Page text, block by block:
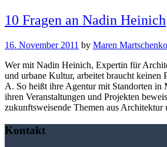
10 Fragen an Nadin Heinich
16. November 2011 by Maren Martschenko
Wer mit Nadin Heinich, Expertin für
und urbane Kultur, arbeitet braucht keinen
A. So heißt ihre Agentur mit Standorten
ihren Veranstaltungen und Projekten
zukunftsweisende Themen aus
Kontakt